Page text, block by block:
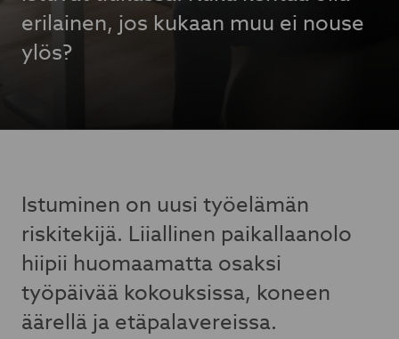
erilainen, jos kukaan muu ei nouse
ylös?
Istuminen on uusi työelämän
riskitekijä. Liiallinen paikallaanolo
hiipii huomaamatta osaksi
työpäivää kokouksissa, koneen
äärellä ja etäpalavereissa.